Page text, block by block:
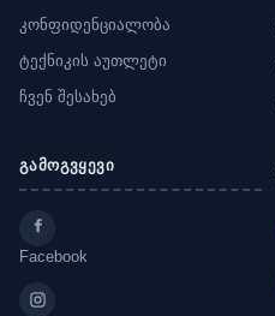
კონფიდენციალობა
ტექნიკის აუთლეტი
ჩვენ შესახებ
გამოგვყევი
Facebook